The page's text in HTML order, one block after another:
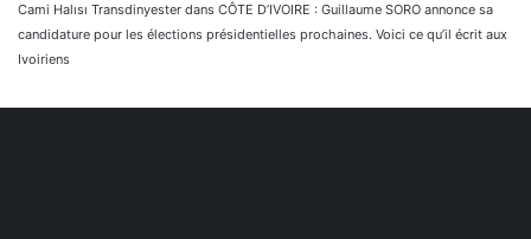
Cami Halısı Transdinyester dans CÔTE D’IVOIRE : Guillaume SORO annonce sa
candidature pour les élections présidentielles prochaines. Voici ce qu’il écrit aux
Ivoiriens